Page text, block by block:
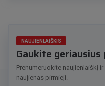
NAUJIENLAIŠKIS
Gaukite geriausius
Prenumeruokite naujienlaiškį
naujienas pirmieji.